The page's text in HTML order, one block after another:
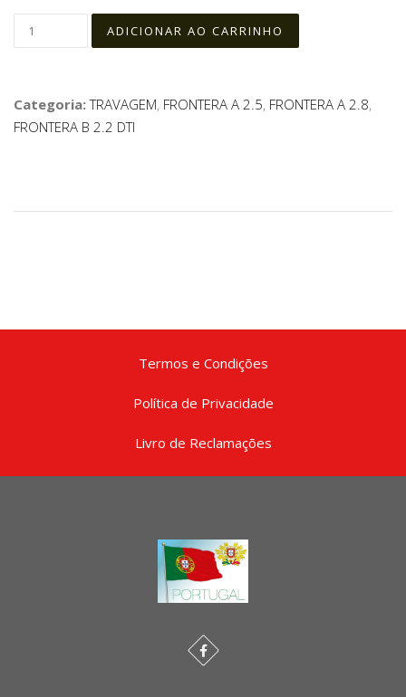
Categoria:TRAVAGEM, FRONTERA A 2.5, FRONTERA A 2.8,
FRONTERA B 2.2 DTI
Termos e Condições
Política de Privacidade
Livro de Reclamações